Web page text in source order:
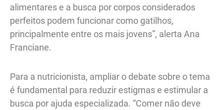
alimentares e a busca por corpos considerados
perfeitos podem funcionar como gatilhos,
principalmente entre os mais jovens”, alerta Ana
Franciane.
Para a nutricionista, ampliar o debate sobre o tema
é fundamental para reduzir estigmas e estimular a
busca por ajuda especializada. “Comer não deve